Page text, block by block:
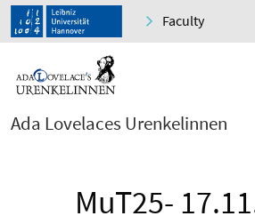
Faculty
Ada Lovelaces Urenkelinnen
MuT25-